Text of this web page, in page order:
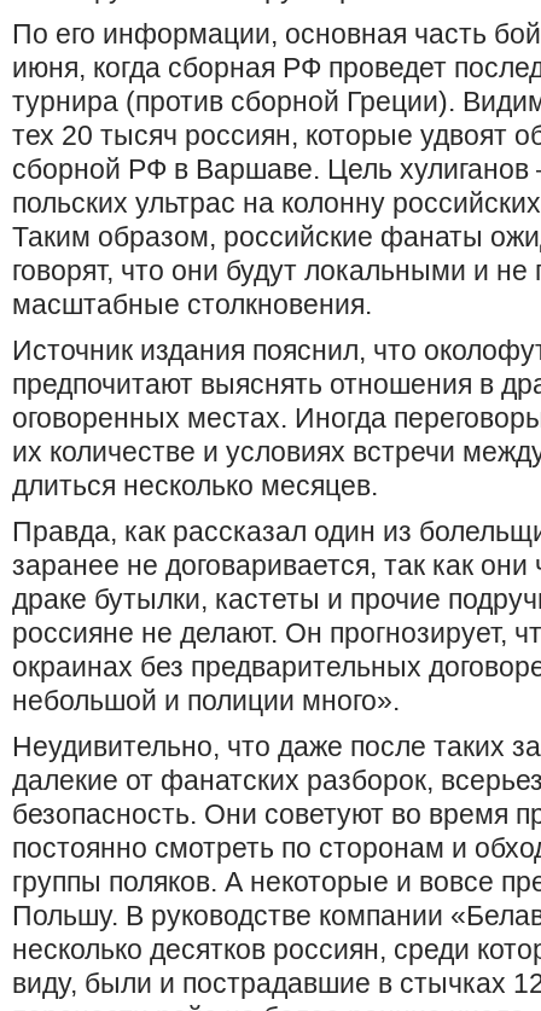
По его информации, основная часть
июня, когда сборная РФ проведет
турнира (против сборной Греции).
тех 20 тысяч россиян, которые удвоят
сборной РФ в Варшаве. Цель
польских ультрас на колонну
Таким образом, российские фанаты
говорят, что они будут локальными и не
масштабные столкновения.
Источник издания пояснил, что
предпочитают выяснять отношения в
оговоренных местах. Иногда
их количестве и условиях встречи
длиться несколько месяцев.
Правда, как рассказал один из
заранее не договаривается, так как
драке бутылки, кастеты и прочие
россияне не делают. Он прогнозирует,
окраинах без предварительных
небольшой и полиции много».
Неудивительно, что даже после таких
далекие от фанатских разборок,
безопасность. Они советуют во время
постоянно смотреть по сторонам и
группы поляков. А некоторые и вовсе
Польшу. В руководстве компании
несколько десятков россиян, среди
виду, были и пострадавшие в стычках